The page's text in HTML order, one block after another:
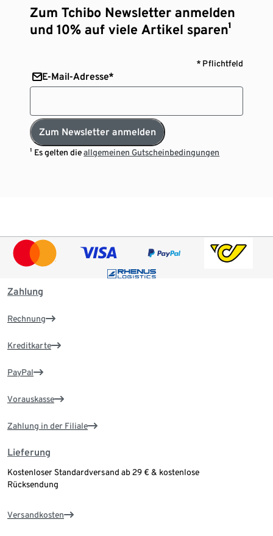
Zum Tchibo Newsletter anmelden
und 10% auf viele Artikel sparen¹
* Pflichtfeld
E-Mail-Adresse*
Zum Newsletter anmelden
¹ Es gelten dieallgemeinen Gutscheinbedingungen
Zahlung
Rechnung
Kreditkarte
PayPal
Vorauskasse
Zahlung in der Filiale
Lieferung
Kostenloser Standardversand ab 29 € & kostenlose
Rücksendung
Versandkosten